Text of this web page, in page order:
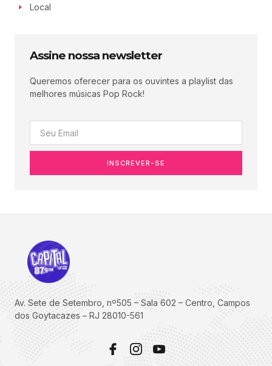
Local
Assine nossa newsletter
Queremos oferecer para os ouvintes a playlist das
melhores músicas Pop Rock!
INSCREVER-SE
Av. Sete de Setembro, nº505 – Sala 602 – Centro, Campos
dos Goytacazes – RJ 28010-561